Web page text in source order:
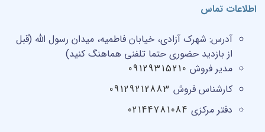
اطلاعات تماس
آدرس: شهرک آزادی، خیابان فاطمیه، میدان رسول الله (قبل
از بازدید حضوری حتما تلفنی هماهنگ کنید)
مدیر فروش 09129315210
کارشناس فروش 09129212883
دفتر مرکزی 02144781084